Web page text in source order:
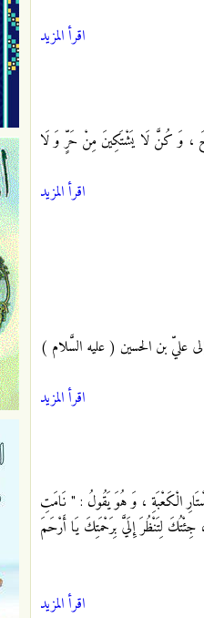
اقرأ المزيد
، وَ كُنَّ لَا يَشْتَكِينَ مِنْ حَرٍّ وَ لَا
اقرأ المزيد
عليّ بن الحسين ( عليه السَّلام )
اقرأ المزيد
الْكَعْبَةِ ، وَ هُوَ يَقُولُ : " نَامَتِ
جِئْتُكَ لِتَنْظُرَ إِلَيَّ بِرَحْمَتِكَ يَا أَرْحَمَ
اقرأ المزيد